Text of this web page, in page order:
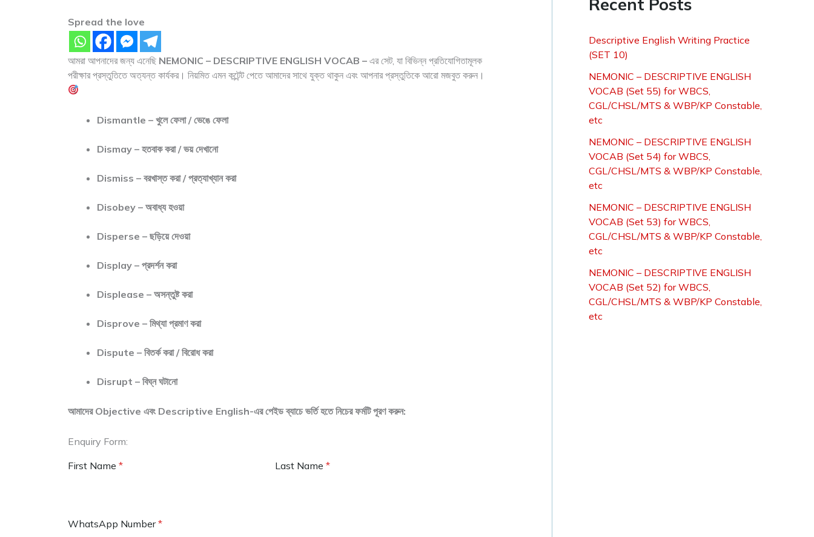
Spread the love
আমরা আপনাদের জন্য এনেছি NEMONIC – DESCRIPTIVE ENGLISH VOCAB – এর সেট, যা বিভিন্ন প্রতিযোগিতামূলক
পরীক্ষার প্রস্তুতিতে অত্যন্ত কার্যকর। নিয়মিত এমন কন্টেন্ট পেতে আমাদের সাথে যুক্ত থাকুন এবং আপনার প্রস্তুতিকে আরো মজবুত করুন।
Dismantle – খুলে ফেলা / ভেঙে ফেলা
Dismay – হতবাক করা / ভয় দেখানো
Dismiss – বরখাস্ত করা / প্রত্যাখ্যান করা
Disobey – অবাধ্য হওয়া
Disperse – ছড়িয়ে দেওয়া
Display – প্রদর্শন করা
Displease – অসন্তুষ্ট করা
Disprove – মিথ্যা প্রমাণ করা
Dispute – বিতর্ক করা / বিরোধ করা
Disrupt – বিঘ্ন ঘটানো
আমাদের Objective এবং Descriptive English-এর পেইড ব্যাচে ভর্তি হতে নিচের ফর্মটি পূরণ করুন:
Enquiry Form:
First Name * Last Name *
WhatsApp Number*
a
c
o
r
:
Recent Posts
Descriptive English Writing Practice
(SET 10)
NEMONIC – DESCRIPTIVE ENGLISH
VOCAB (Set 55) for WBCS,
CGL/CHSL/MTS & WBP/KP Constable,
etc
NEMONIC – DESCRIPTIVE ENGLISH
VOCAB (Set 54) for WBCS,
CGL/CHSL/MTS & WBP/KP Constable,
etc
NEMONIC – DESCRIPTIVE ENGLISH
VOCAB (Set 53) for WBCS,
CGL/CHSL/MTS & WBP/KP Constable,
etc
NEMONIC – DESCRIPTIVE ENGLISH
VOCAB (Set 52) for WBCS,
CGL/CHSL/MTS & WBP/KP Constable,
etc